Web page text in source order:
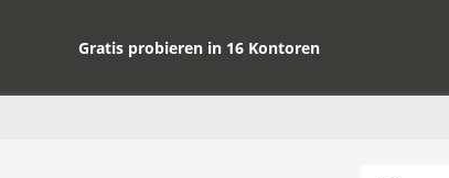
Gratis probieren in 16 Kontoren